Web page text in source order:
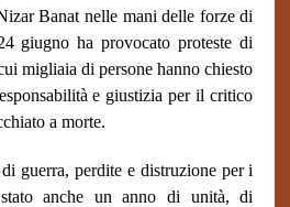
Banat nelle mani delle forze di
giugno ha provocato proteste di
migliaia di persone hanno chiesto
e giustizia per il critico
a morte.
guerra, perdite e distruzione per i
anche un anno di unità, di